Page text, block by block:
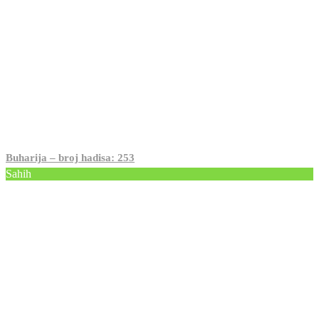
Buharija – broj hadisa: 253
Sahih